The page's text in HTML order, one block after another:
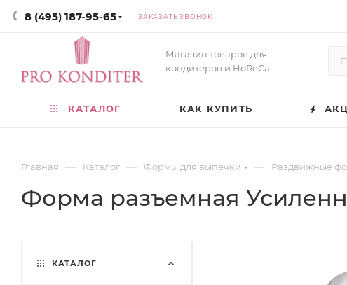
8 (495) 187-95-65 ЗАКАЗАТЬ ЗВОНОК
Магазин товаров для
кондитеров и HoReCa
КАТАЛОГ КАК КУПИТЬ
Главная — Каталог — Формы для выпечки — Раздвижные
Форма разъемная
КАТАЛОГ